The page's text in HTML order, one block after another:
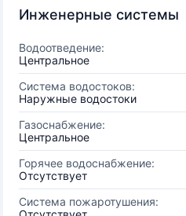
Инженерные системы
Водоотведение:
Центральное
Система водостоков:
Наружные водостоки
Газоснабжение:
Центральное
Горячее водоснабжение:
Отсутствует
Система пожаротушения: